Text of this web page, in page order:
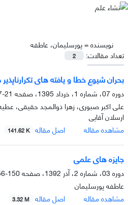
نویسنده =پورسلیمان، عاطفه
تعداد مقالات:
2
بحران شیوع خطا و یافته های
دوره 07، شماره 1، خرداد 1395، صفحه
21-27
علی اکبر صبوری، زهرا ذوالمجد حقیقی،
ارسلان آقایی
مشاهده مقاله
اصل مقاله 141.62 K
جایزه های علمی
دوره 03، شماره 2، آذر 1392، صفحه
150-156
عاطفه پورسلیمان
مشاهده مقاله
اصل مقاله 3.32 M